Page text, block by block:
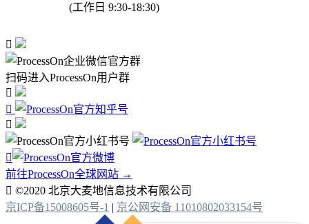
(工作日 9:30-18:30)

扫码进入ProcessOn用户群




前往ProcessOn全球网站 →
 ©2020 北京大麦地信息技术有限公司
京ICP备15008605号-1 | 京公网安备 11010802033154号